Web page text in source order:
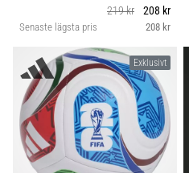
och
varje
beröring.
Perfekta
för
spelare
som…
219 kr
208 kr
Senaste lägsta pris 208 kr
Exklusivt